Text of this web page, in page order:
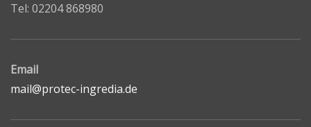
Tel: 02204 868980
Email
mail@protec-ingredia.de